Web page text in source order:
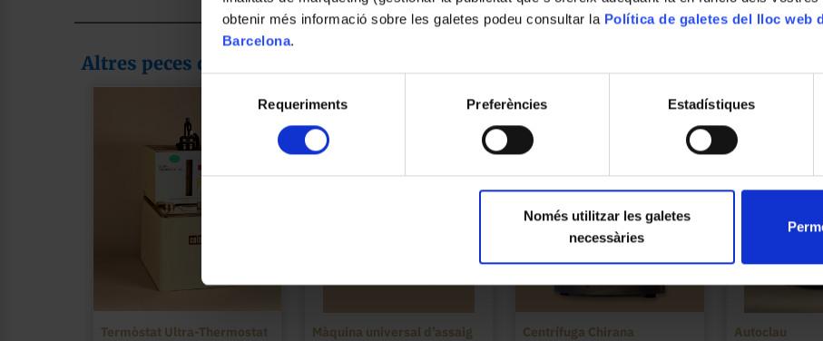
obtenir més informació sobre les galetes podeu consultar la Política de galetes del lloc web
Barcelona.
consentiment
Requeriments Preferències Estadístiques
Només utilitzar les galetes
necessàries
Altres peces de la col·lecció
Termòstat Ultra-Thermostat
Màquina universal d’assaig
Centrífuga Chirana Autoclau